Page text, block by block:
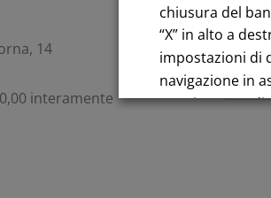
14
interamente
chiusura del
“X” in alto a
impostazioni di
navigazione in
tracciamento